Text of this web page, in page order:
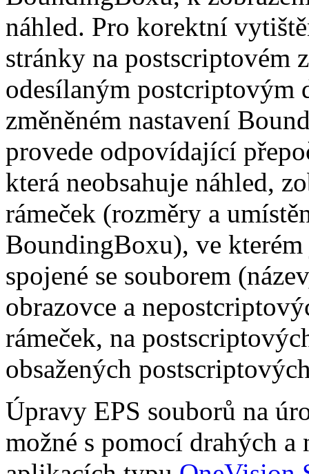
náhled. Pro korektní
stránky na postscriptovém
odesílaným postcriptovým
změněném nastavení
provede odpovídající
která neobsahuje náhled,
rámeček (rozměry a
BoundingBoxu), ve
spojené se souborem
obrazovce a
rámeček, na
obsažených
Úpravy EPS souborů na
možné s pomocí drahých a